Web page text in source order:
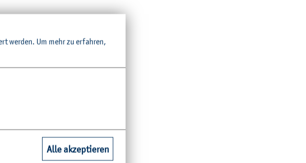
wer­den. Um mehr zu er­fah­ren,
Alle akzeptieren